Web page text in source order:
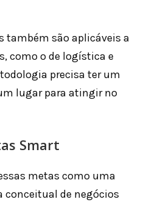
também são aplicáveis a
como o de logística e
precisa ter um
lugar para atingir no
Smart
metas como uma
conceitual de negócios